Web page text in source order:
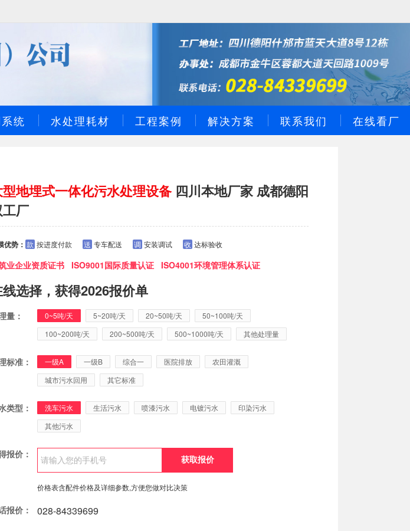
统 水处理耗材 工程案例 解决方案 联系我们 在线看厂
型地埋式一体化污水处理设备 四川本地厂家 成都德阳
厂
优势： 款 按进度付款 送 专车配送 调 安装调试 收 达标验收
业企业资质证书 ISO9001国际质量认证 ISO4001环境管理体系认证
选择，获得2026报价单
量： 0~5吨/天 5~20吨/天 20~50吨/天
50~100吨/天
100~200吨/天
200~500吨/天 500~1000吨/天 其他处理量
标准： 一级A 一级B 综合一 医院排放
农田灌溉
城市污水回用
其它标准
类型： 洗车污水 生活污水 喷漆污水 电镀污水
印染污水
其他污水
报价：
价格表含配件价格及详细参数,方便您做对比决策
报价： 028-84339699